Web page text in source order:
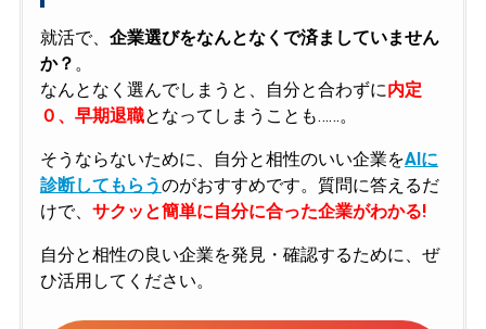
就活で、 企業選びをなんとなくで済ましていません
か？ 。
なんとなく選んでしまうと、自分と合わずに内定
０、早期退職となってしまうことも……。
そうならないために、自分と相性のいい企業をAIに
診断してもらうのがおすすめです。質問に答えるだ
けで、 サクッと簡単に自分に合った企業がわかる!
自分と相性の良い企業を発見・確認するために、ぜ
ひ活用してください。